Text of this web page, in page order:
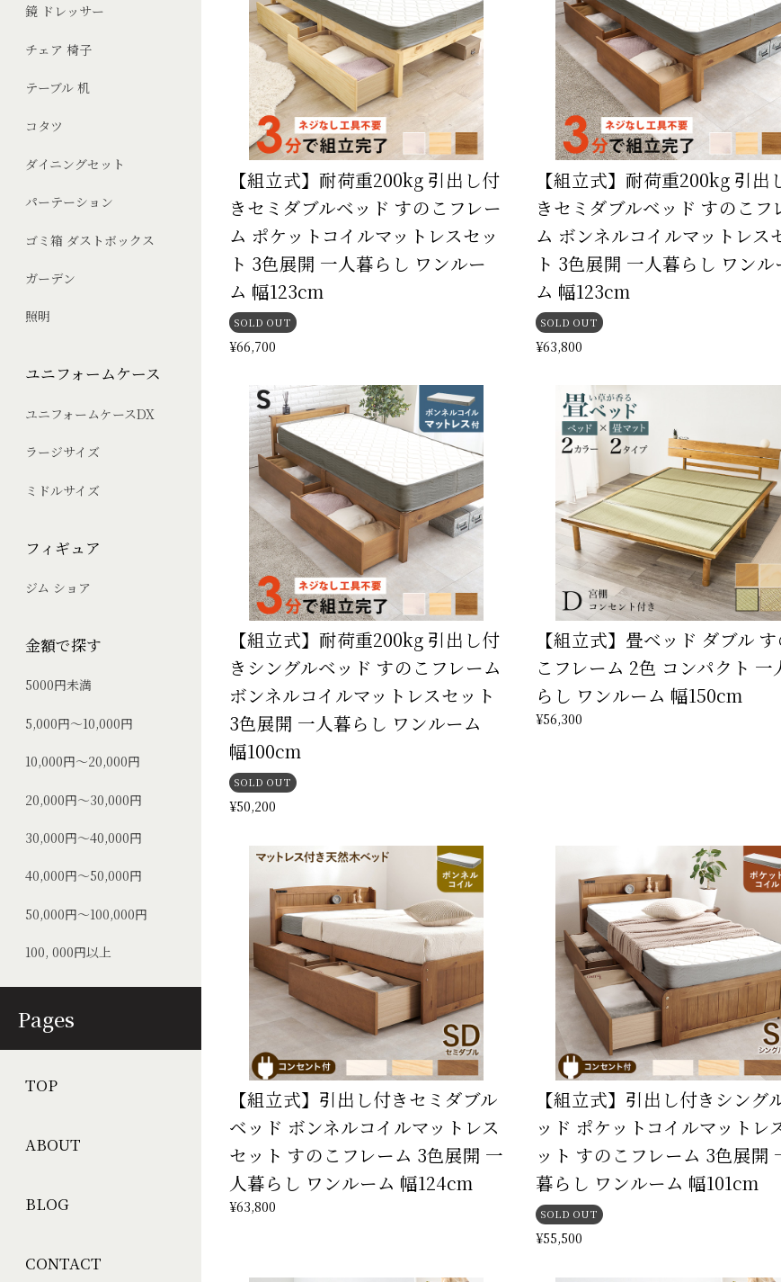
Pages
TOP
ABOUT
BLOG
CONTACT
鏡 ドレッサー
チェア 椅子
テーブル 机
コタツ
ダイニングセット
パーテーション
ゴミ箱 ダストボックス
ガーデン
照明
ユニフォームケース
ユニフォームケースDX
ラージサイズ
ミドルサイズ
フィギュア
ジム ショア
金額で探す
5000円未満
5,000円～10,000円
10,000円～20,000円
20,000円～30,000円
30,000円～40,000円
40,000円～50,000円
50,000円～100,000円
100, 000円以上
【組立式】耐荷重200kg 引出し付
きセミダブルベッド すのこフレー
ム ポケットコイルマットレスセッ
ト 3色展開 一人暮らし ワンルー
ム 幅123cm
SOLD OUT
¥66,700
【組立式】耐荷重200kg 引出
きセミダブルベッド すのこフ
ム ボンネルコイルマットレス
ト 3色展開 一人暮らし ワンル
ム 幅123cm
SOLD OUT
¥63,800
【組立式】耐荷重200kg 引出し付
きシングルベッド すのこフレーム
ボンネルコイルマットレスセット
3色展開 一人暮らし ワンルーム
幅100cm
SOLD OUT
¥50,200
【組立式】畳ベッド ダブル
こフレーム 2色 コンパクト 一
らし ワンルーム 幅150cm
¥56,300
【組立式】引出し付きセミダブル
ベッド ボンネルコイルマットレス
セット すのこフレーム 3色展開 一
人暮らし ワンルーム 幅124cm
¥63,800
【組立式】引出し付きシング
ッド ポケットコイルマットレ
ット すのこフレーム 3色展開
暮らし ワンルーム 幅101cm
SOLD OUT
¥55,500